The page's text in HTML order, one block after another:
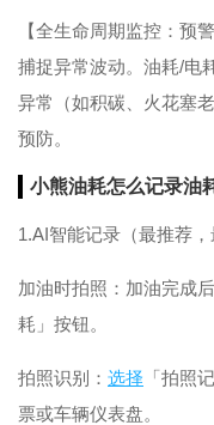
【全生命周期监控：预
捕捉异常波动。油耗/电
异常（如积碳、火花塞
预防。
小熊油耗怎么记录油
1.AI智能记录（最推荐，
加油时拍照：加油完成
耗」按钮。
拍照识别： 选择 「拍照
票或车辆仪表盘。